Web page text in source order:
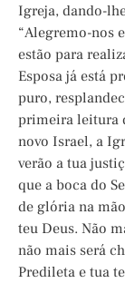
Igreja, dando-
“Alegremo-nos
estão para
Esposa já está
puro,
primeira leitura
novo Israel, a
verão a tua
que a boca do
de glória na
teu Deus. Não
não mais será
Predileta e tua